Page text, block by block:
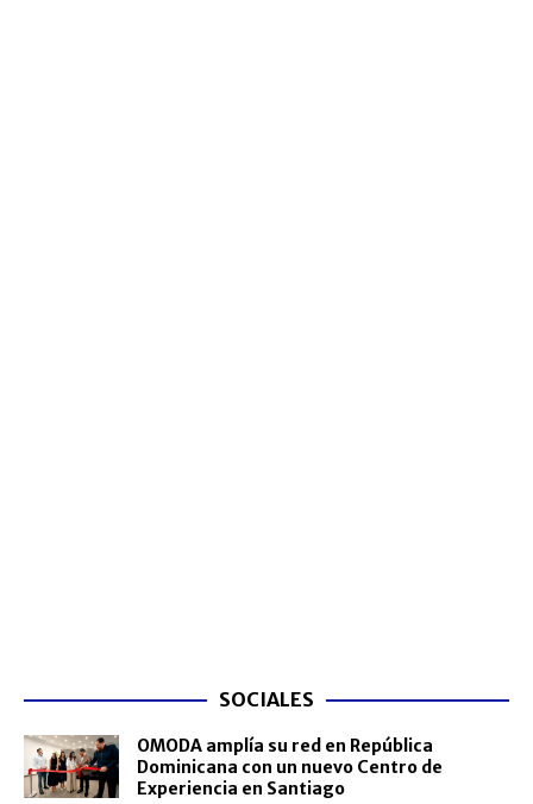
SOCIALES
OMODA amplía su red en República
Dominicana con un nuevo Centro de
Experiencia en Santiago